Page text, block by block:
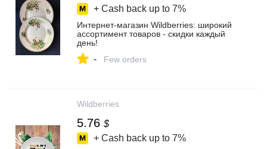
+ Cash back up to 7%
Интернет‑магазин Wildberries: широкий
ассортимент товаров - скидки каждый
день!
- Few orders
Wildberries
5.76 $
+ Cash back up to 7%